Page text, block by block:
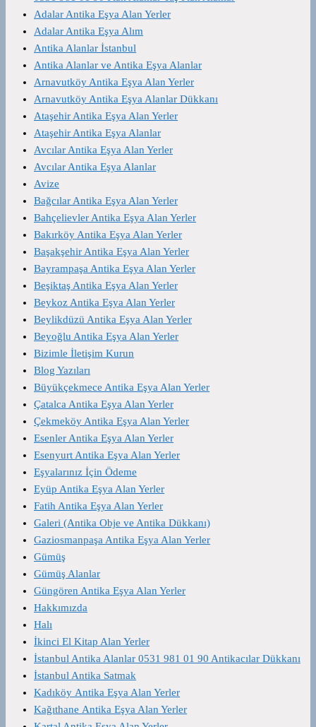
Adalar Antika Eşya Alan Yerler
Adalar Antika Eşya Alım
Antika Alanlar İstanbul
Antika Alanlar ve Antika Eşya Alanlar
Arnavutköy Antika Eşya Alan Yerler
Arnavutköy Antika Eşya Alanlar Dükkanı
Ataşehir Antika Eşya Alan Yerler
Ataşehir Antika Eşya Alanlar
Avcılar Antika Eşya Alan Yerler
Avcılar Antika Eşya Alanlar
Avize
Bağcılar Antika Eşya Alan Yerler
Bahçelievler Antika Eşya Alan Yerler
Bakırköy Antika Eşya Alan Yerler
Başakşehir Antika Eşya Alan Yerler
Bayrampaşa Antika Eşya Alan Yerler
Beşiktaş Antika Eşya Alan Yerler
Beykoz Antika Eşya Alan Yerler
Beylikdüzü Antika Eşya Alan Yerler
Beyoğlu Antika Eşya Alan Yerler
Bizimle İletişim Kurun
Blog Yazıları
Büyükçekmece Antika Eşya Alan Yerler
Çatalca Antika Eşya Alan Yerler
Çekmeköy Antika Eşya Alan Yerler
Esenler Antika Eşya Alan Yerler
Esenyurt Antika Eşya Alan Yerler
Eşyalarınız İçin Ödeme
Eyüp Antika Eşya Alan Yerler
Fatih Antika Eşya Alan Yerler
Galeri (Antika Obje ve Antika Dükkanı)
Gaziosmanpaşa Antika Eşya Alan Yerler
Gümüş
Gümüş Alanlar
Güngören Antika Eşya Alan Yerler
Hakkımızda
Halı
İkinci El Kitap Alan Yerler
İstanbul Antika Alanlar 0531 981 01 90 Antikacılar Dükkanı
İstanbul Antika Satmak
Kadıköy Antika Eşya Alan Yerler
Kağıthane Antika Eşya Alan Yerler